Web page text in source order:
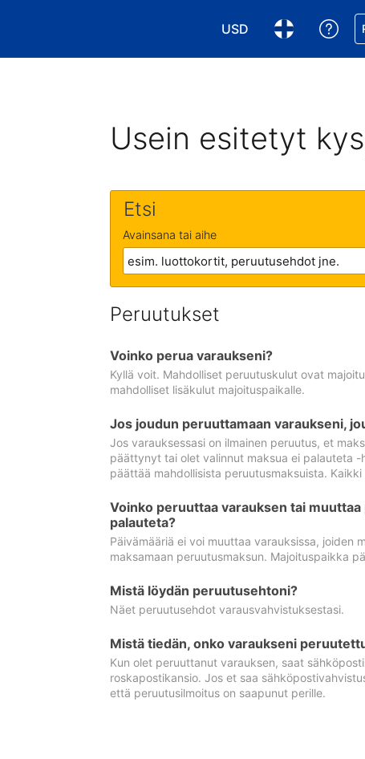
USD
Valitse valuutta.
Valitse kieli.
Usein esitetyt
Etsi
Avainsana tai aihe
Peruutukset
Voinko perua varaukseni?
Kyllä voit. Mahdolliset peruutuskulut ovat
mahdolliset lisäkulut majoituspaikalle.
Jos joudun peruuttamaan varaukseni,
Jos varauksessasi on ilmainen peruutus, et
päättynyt tai olet valinnut maksua ei palauteta
päättää mahdollisista peruutusmaksuista.
Voinko peruuttaa varauksen tai
palauteta?
Päivämääriä ei voi muuttaa varauksissa, joiden
maksamaan peruutusmaksun. Majoituspaikka
Mistä löydän peruutusehtoni?
Näet peruutusehdot varausvahvistuksestasi.
Mistä tiedän, onko varaukseni
Kun olet peruuttanut varauksen, saat
roskapostikansio. Jos et saa
että peruutusilmoitus on saapunut perille.